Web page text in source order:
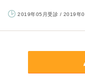
2019年05月受診 / 2019年